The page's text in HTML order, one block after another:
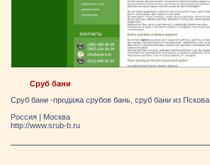
Сруб бани
Сруб бани -продажа срубов бань, сруб бани из Пскова
Россия | Москва
http://www.srub-b.ru